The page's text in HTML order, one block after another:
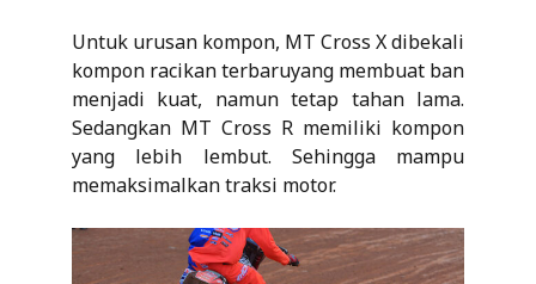
Untuk urusan kompon, MT Cross X dibekali
kompon racikan terbaruyang membuat ban
menjadi kuat, namun tetap tahan lama.
Sedangkan MT Cross R memiliki kompon
yang lebih lembut. Sehingga mampu
memaksimalkan traksi motor.